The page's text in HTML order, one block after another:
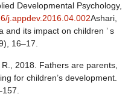
Developmental Psychology,
j.appdev.2016.04.002Ashari,
and its impact on children ’ s
16–17.
2018. Fathers are parents,
for children’s development.